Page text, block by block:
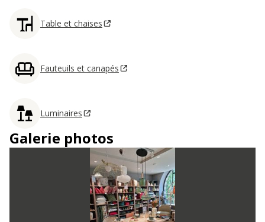
Table et chaises
Fauteuils et canapés
Luminaires
Galerie photos